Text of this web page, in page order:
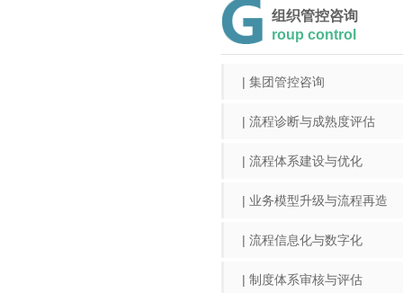
组织管控咨询
roup control
| 集团管控咨询
| 流程诊断与成熟度评估
| 流程体系建设与优化
| 业务模型升级与流程再造
| 流程信息化与数字化
| 制度体系审核与评估